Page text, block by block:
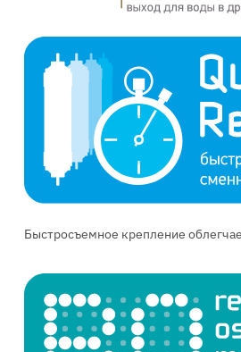
Быстросъемное крепление